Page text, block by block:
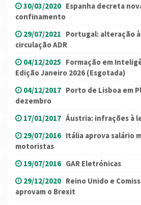
30/03/2020 Espanha decreta
confinamento
29/07/2021 Portugal: alteração
circulação ADR
04/12/2025 Formação em
Edição Janeiro 2026 (Esgotada)
04/12/2017 Porto de Lisboa em
dezembro
17/01/2017 Áustria: infrações à
29/07/2016 Itália aprova salário
motoristas
19/07/2016 GAR Eletrónicas
29/12/2020 Reino Unido e
aprovam o Brexit